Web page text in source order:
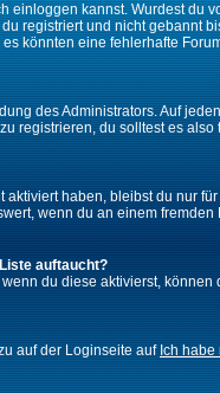
einloggen kannst. Wurdest
registriert und nicht
könnten eine fehlerhafte
des Administrators. Auf
registrieren, du solltest es also
aktiviert haben, bleibst du nur
wenn du an einem
auftaucht?
wenn du diese aktivierst,
auf der Loginseite auf Ich